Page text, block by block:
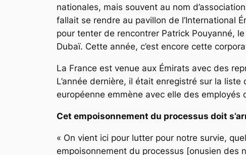
nationales, mais souvent au nom
fallait se rendre au pavillon de l’International
pour tenter de rencontrer Patrick Pouyanné,
Dubaï. Cette année, c’est encore cette
La France est venue aux Émirats avec des
L’année dernière, il était enregistré sur la liste
européenne emmène avec elle des employés
Cet empoisonnement du processus doit
« On vient ici pour lutter pour notre survie,
empoisonnement du processus [onusien des